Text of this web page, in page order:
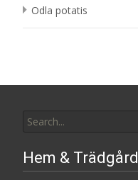
Odla potatis
for:
Hem & Trädgård